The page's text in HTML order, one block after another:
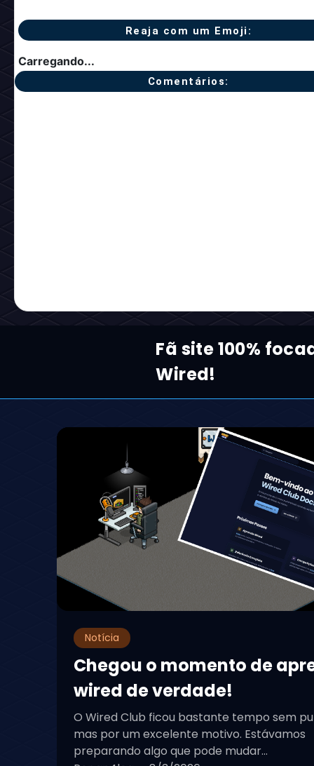
Reaja com um Emoji:
Carregando...
Comentários:
Fã site 100%
Wired!
Notícia
Chegou o momento de
wired de verdade!
O Wired Club ficou bastante tempo sem
mas por um excelente motivo. Estávamos
preparando algo que pode mudar...